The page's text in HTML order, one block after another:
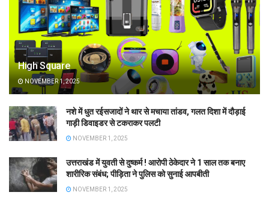
High Square
NOVEMBER 1, 2025
नशे में धुत रईसजादों ने थार से मचाया तांडव, गलत दिशा में दौड़ाई
गाड़ी डिवाइडर से टकराकर पलटी
NOVEMBER 1, 2025
उत्तराखंड में युवती से दुष्कर्म ! आरोपी ठेकेदार ने 1 साल तक बनाए
शारीरिक संबंध; पीड़िता ने पुलिस को सुनाई आपबीती
NOVEMBER 1, 2025